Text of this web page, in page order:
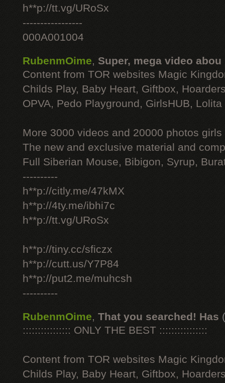
h**p://tt.vg/URoSx
-----------------
000A001004
RubenmOime, Super, mega video abou
Content from TOR websites Magic
Childs Play, Baby Heart, Giftbox,
OPVA, Pedo Playground, GirlsHUB, Lolita
More 3000 videos and 20000 photos
The new and exclusive material and
Full Siberian Mouse, Bibigon, Syrup,
----------
h**p://citly.me/47kMX
h**p://4ty.me/ibhi7c
h**p://tt.vg/URoSx
h**p://tiny.cc/sficzx
h**p://cutt.us/Y7P84
h**p://put2.me/muhcsh
----------
RubenmOime, That you searched! Has
:::::::::::::::: ONLY THE BEST ::::::::::::::::
Content from TOR websites Magic
Childs Play, Baby Heart, Giftbox,